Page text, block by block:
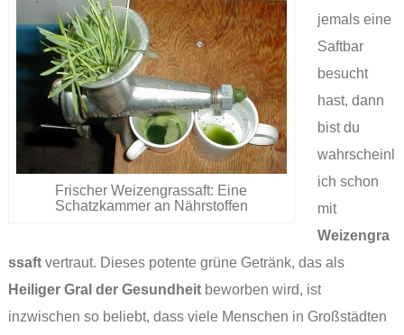
Frischer Weizengrassaft: Eine
Schatzkammer an Nährstoffen
jemals eine
Saftbar
besucht
hast, dann
bist du
wahrscheinl
ich schon
mit
Weizengra
ssaftvertraut. Dieses potente grüne Getränk, das als
Heiliger Gral der Gesundheitbeworben wird, ist
inzwischen so beliebt, dass viele Menschen in Großstädten